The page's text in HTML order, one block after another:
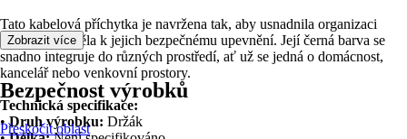
Tato kabelová příchytka je navržena tak, aby usnadnila organizaci
kabelů a přispěla k jejich bezpečnému upevnění. Její černá barva se
snadno integruje do různých prostředí, ať už se jedná o domácnost,
kancelář nebo venkovní prostory.
Technická specifikace:
•Druh výrobku: Držák
Zobrazit více
Bezpečnost výrobků
Přeskočit oblast